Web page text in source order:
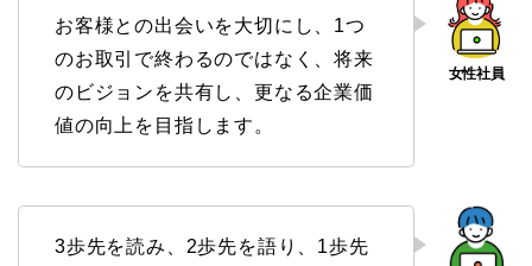
お客様との出会いを大切にし、1つ
のお取引で終わるのではなく、将来
のビジョンを共有し、更なる企業価
値の向上を目指します。
3歩先を読み、2歩先を語り、1歩先